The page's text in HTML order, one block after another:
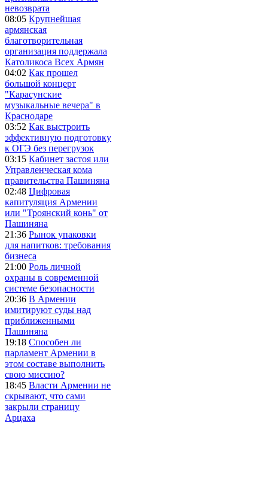
невозврата
08:05 Крупнейшая
армянская
благотворительная
организация поддержала
Католикоса Всех Армян
04:02 Как прошел
большой концерт
"Карасунские
музыкальные вечера" в
Краснодаре
03:52 Как выстроить
эффективную подготовку
к ОГЭ без перегрузок
03:15 Кабинет застоя или
Управленческая кома
правительства Пашиняна
02:48 Цифровая
капитуляция Армении
или "Троянский конь" от
Пашиняна
21:36 Рынок упаковки
для напитков: требования
бизнеса
21:00 Роль личной
охраны в современной
системе безопасности
20:36 В Армении
имитируют суды над
приближенными
Пашиняна
19:18 Способен ли
парламент Армении в
этом составе выполнить
свою миссию?
18:45 Власти Армении не
скрывают, что сами
закрыли страницу
Арцаха